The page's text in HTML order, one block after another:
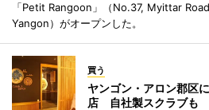
「Petit Rangoon」（No.37, Myittar
Yangon）がオープンした。
買う
ヤンゴン・アロン郡区
店 自社製スクラブも